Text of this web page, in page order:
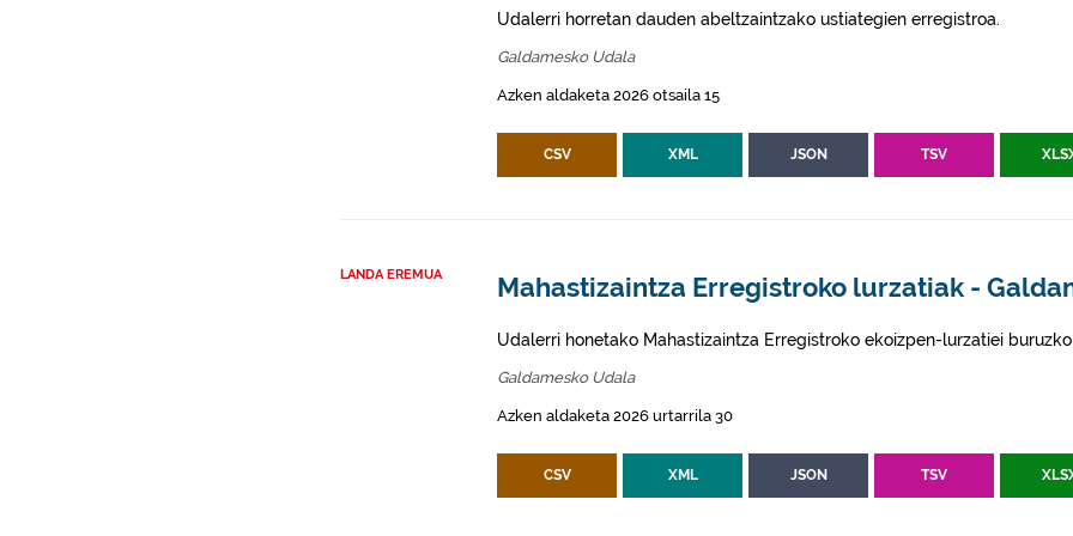
Udalerri horretan dauden abeltzaintzako ustiategien erregistroa.
Galdamesko Udala
Azken aldaketa 2026 otsaila 15
CSV XML JSON TSV
LANDA EREMUA Mahastizaintza Erregistroko lurzatiak -
Udalerri honetako Mahastizaintza Erregistroko ekoizpen-lurzatiei
Galdamesko Udala
Azken aldaketa 2026 urtarrila 30
CSV XML JSON TSV